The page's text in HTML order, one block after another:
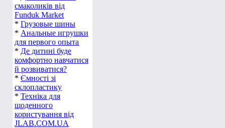
смаколиків від
Funduk Market
* Грузовые шины
* Анальные игрушки
для первого опыта
* Де дитині буде
комфортно навчатися
й розвиватися?
* Ємності зі
склопластику
* Техніка для
щоденного
користування від
JLAB.COM.UA